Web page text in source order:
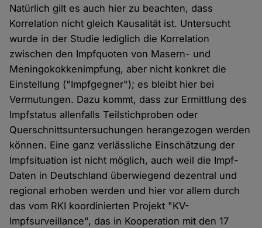
Natürlich gilt es auch hier zu beachten, dass
Korrelation nicht gleich Kausalität ist. Untersucht
wurde in der Studie lediglich die Korrelation
zwischen den Impfquoten von Masern- und
Meningokokkenimpfung, aber nicht konkret die
Einstellung ("Impfgegner"); es bleibt hier bei
Vermutungen. Dazu kommt, dass zur Ermittlung des
Impfstatus allenfalls Teilstichproben oder
Querschnittsuntersuchungen herangezogen werden
können. Eine ganz verlässliche Einschätzung der
Impfsituation ist nicht möglich, auch weil die Impf-
Daten in Deutschland überwiegend dezentral und
regional erhoben werden und hier vor allem durch
das vom RKI koordinierten Projekt "KV-
Impfsurveillance", das in Kooperation mit den 17